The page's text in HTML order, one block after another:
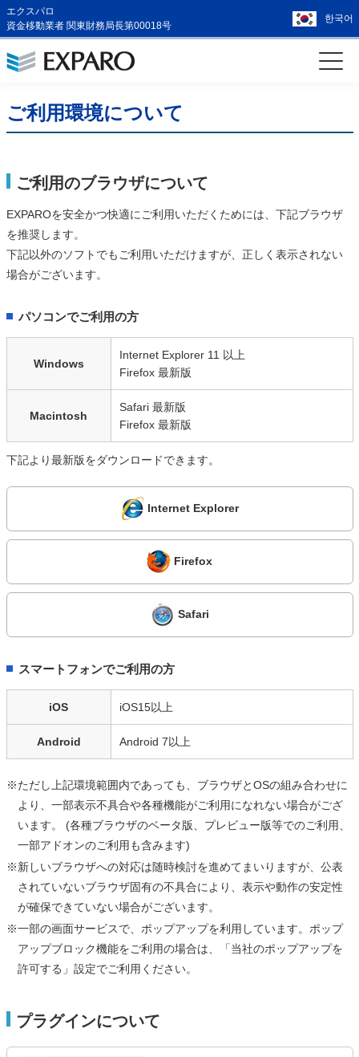
エクスパロ
資金移動業者 関東財務局長第00018号
한국어
ご利用環境について
ご利用のブラウザについて
EXPAROを安全かつ快適にご利用いただくためには、下記ブラウザ
を推奨します。
下記以外のソフトでもご利用いただけますが、正しく表示されない
場合がございます。
パソコンでご利用の方
Windows
Internet Explorer 11 以上
Firefox 最新版
Macintosh
Safari 最新版
Firefox 最新版
下記より最新版をダウンロードできます。
Internet Explorer
Firefox
Safari
スマートフォンでご利用の方
iOS iOS15以上
Android Android 7以上
※ただし上記環境範囲内であっても、ブラウザとOSの組み合わせに
より、一部表示不具合や各種機能がご利用になれない場合がござ
います。 (各種ブラウザのベータ版、プレビュー版等でのご利用、
一部アドオンのご利用も含みます)
※新しいブラウザへの対応は随時検討を進めてまいりますが、公表
されていないブラウザ固有の不具合により、表示や動作の安定性
が確保できていない場合がございます。
※一部の画面サービスで、ポップアップを利用しています。ポップ
アップブロック機能をご利用の場合は、「当社のポップアップを
許可する」設定でご利用ください。
プラグインについて